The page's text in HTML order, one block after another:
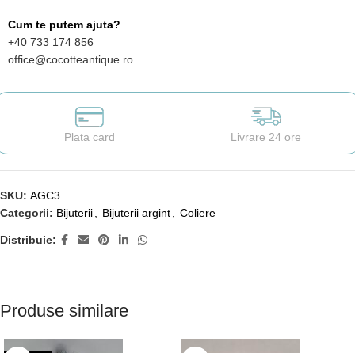
Cum te putem ajuta?
+40 733 174 856
office@cocotteantique.ro
Plata card Livrare 24 ore
SKU: AGC3
Categorii: Bijuterii Bijuterii argint Coliere
Distribuie:
Produse similare